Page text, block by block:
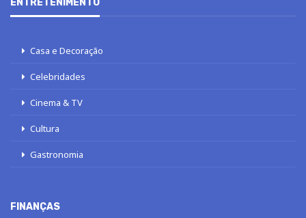
ENTRETENIMENTO
Casa e Decoração
Celebridades
Cinema & TV
Cultura
Gastronomia
FINANÇAS